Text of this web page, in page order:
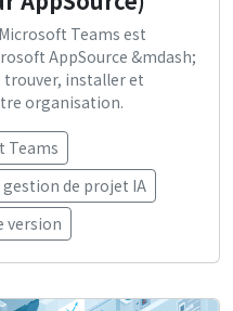
Teams est
AppSource &mdash;
trouver, installer et
organisation.
Teams
gestion de projet IA
version